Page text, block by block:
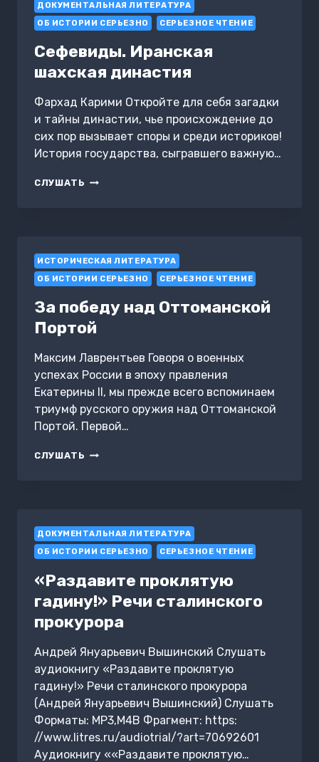
ДОКУМЕНТАЛЬНАЯ ЛИТЕРАТУРА
ОБ ИСТОРИИ СЕРЬЕЗНО
СЕРЬЕЗНОЕ ЧТЕНИЕ
Сефевиды. Иранская
шахская династия
Фархад Карими Откройте для себя загадки
и тайны династии, чье происхождение до
сих пор вызывает споры и среди историков!
История государства, сыгравшего важную…
СЛУШАТЬ СЕФЕВИДЫ.
ИСТОРИЧЕСКАЯ ЛИТЕРАТУРА
ОБ ИСТОРИИ СЕРЬЕЗНО
СЕРЬЕЗНОЕ ЧТЕНИЕ
За победу над Оттоманской
Портой
Максим Лаврентьев Говоря о военных
успехах России в эпоху правления
Екатерины II, мы прежде всего вспоминаем
триумф русского оружия над Оттоманской
Портой. Первой…
СЛУШАТЬ ЗА
ДОКУМЕНТАЛЬНАЯ ЛИТЕРАТУРА
ОБ ИСТОРИИ СЕРЬЕЗНО
СЕРЬЕЗНОЕ ЧТЕНИЕ
«Раздавите проклятую
гадину!» Речи сталинского
прокурора
Андрей Януарьевич Вышинский Слушать
аудиокнигу «Раздавите проклятую
гадину!» Речи сталинского прокурора
(Андрей Януарьевич Вышинский) Слушать
Форматы: MP3,M4B Фрагмент: https:
//www.litres.ru/audiotrial/?art=70692601
Аудиокнигу ««Раздавите проклятую…